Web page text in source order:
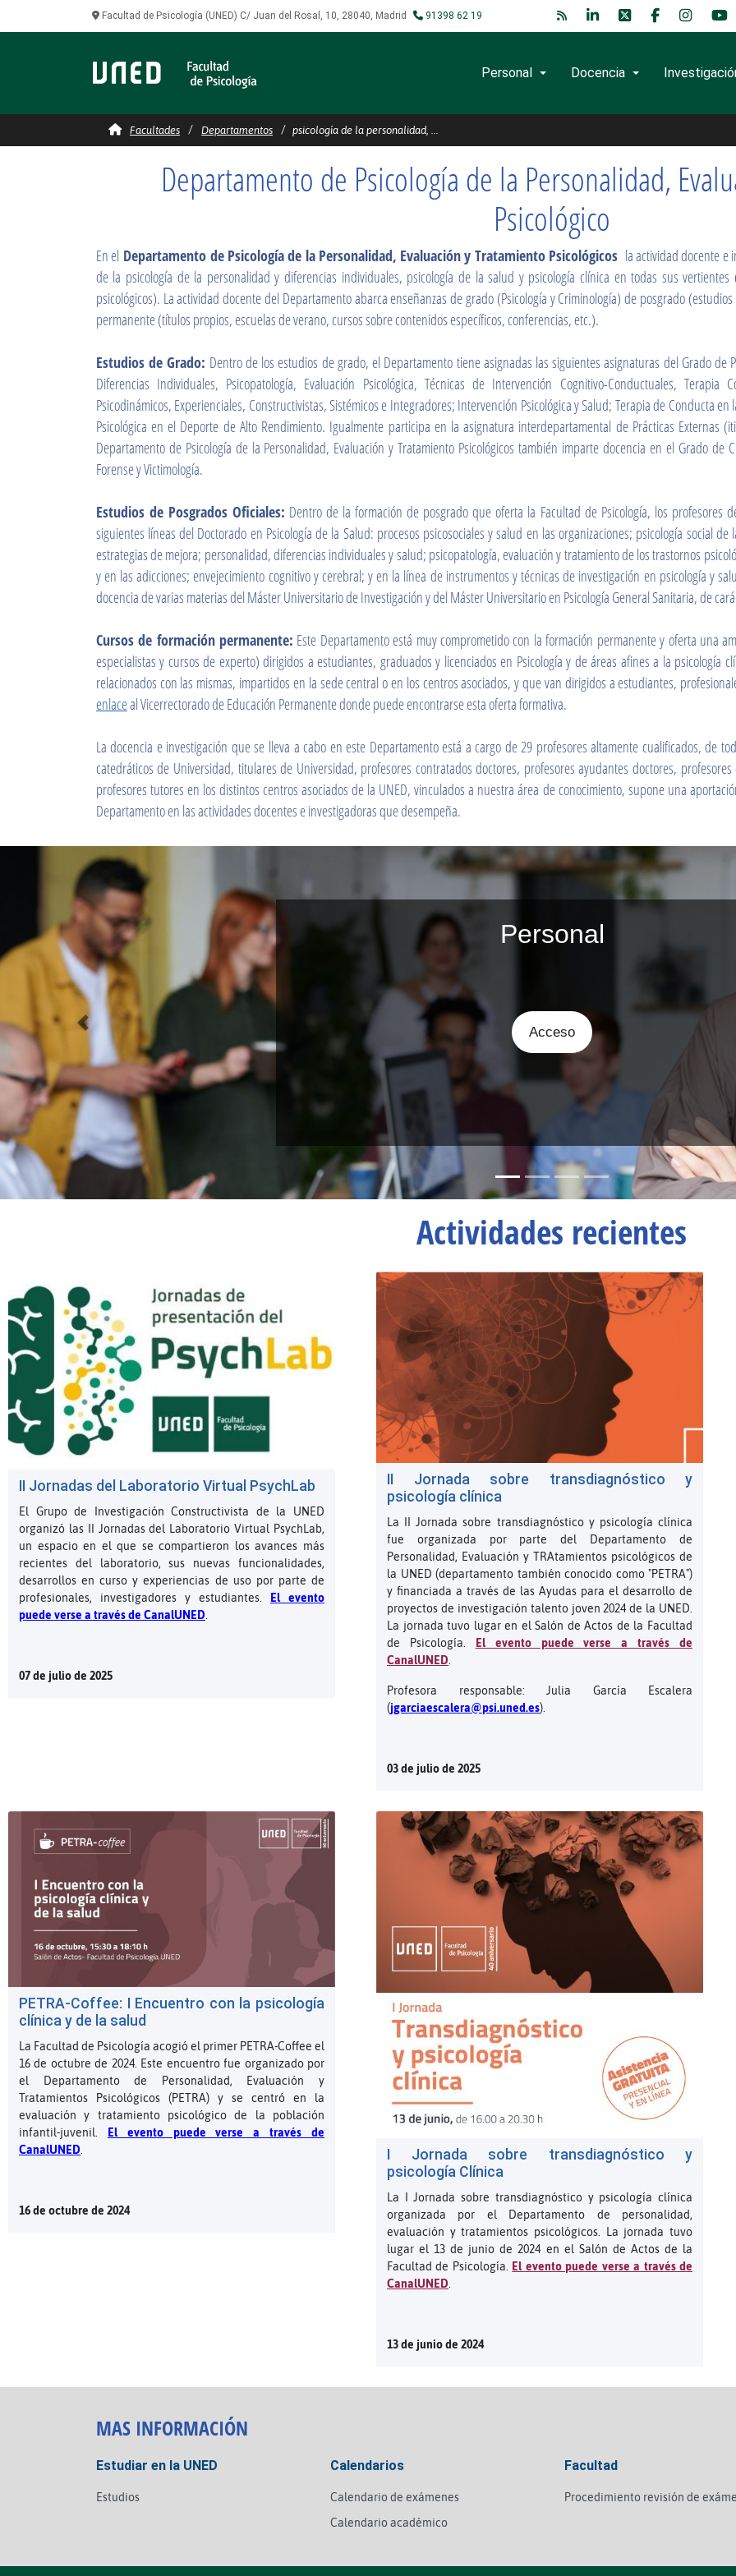
Facultad de Psicología (UNED) C/ Juan del Rosal, 10, 28040, Madrid 91398 62 19
Personal Docencia
psicología de la personalidad, evaluación y
Facultades Departamentos psicología de la personalidad, ...
Departamento de Psicología de la Personalidad,
Psicológico
En el Departamento de Psicología de la Personalidad, Evaluación y Tratamiento Psicológicos la actividad docente e
de la psicología de la personalidad y diferencias individuales, psicología de la salud y psicología clínica en todas sus vertientes
psicológicos). La actividad docente del Departamento abarca enseñanzas de grado (Psicología y Criminología) de posgrado
permanente (títulos propios, escuelas de verano, cursos sobre contenidos específicos, conferencias, etc.).
Estudios de Grado: Dentro de los estudios de grado, el Departamento tiene asignadas las siguientes asignaturas del Grado de
Diferencias Individuales, Psicopatología, Evaluación Psicológica, Técnicas de Intervención Cognitivo-Conductuales,
Psicodinámicos, Experienciales, Constructivistas, Sistémicos e Integradores; Intervención Psicológica y Salud; Terapia de Conducta
Psicológica en el Deporte de Alto Rendimiento. Igualmente participa en la asignatura interdepartamental de Prácticas Externas
Departamento de Psicología de la Personalidad, Evaluación y Tratamiento Psicológicos también imparte docencia en el Grado de
Forense y Victimología.
Estudios de Posgrados Oficiales: Dentro de la formación de posgrado que oferta la Facultad de Psicología, los profesores
siguientes líneas del Doctorado en Psicología de la Salud: procesos psicosociales y salud en las organizaciones; psicología social
estrategias de mejora; personalidad, diferencias individuales y salud; psicopatología, evaluación y tratamiento de los trastornos
y en las adicciones; envejecimiento cognitivo y cerebral; y en la línea de instrumentos y técnicas de investigación en psicología y
docencia de varias materias del Máster Universitario de Investigación y del Máster Universitario en Psicología General Sanitaria, de
Cursos de formación permanente: Este Departamento está muy comprometido con la formación permanente y oferta una
especialistas y cursos de experto) dirigidos a estudiantes, graduados y licenciados en Psicología y de áreas afines a la psicología
relacionados con las mismas, impartidos en la sede central o en los centros asociados, y que van dirigidos a estudiantes,
enlaceal Vicerrectorado de Educación Permanente donde puede encontrarse esta oferta formativa.
La docencia e investigación que se lleva a cabo en este Departamento está a cargo de 29 profesores altamente cualificados, de
catedráticos de Universidad, titulares de Universidad, profesores contratados doctores, profesores ayudantes doctores,
profesores tutores en los distintos centros asociados de la UNED, vinculados a nuestra área de conocimiento, supone una
Departamento en las actividades docentes e investigadoras que desempeña.
Destacado anterior
Docencia
Acceso
Actividades recientes
II Jornadas del Laboratorio Virtual PsychLab
El Grupo de Investigación Constructivista de la UNED
organizó las II Jornadas del Laboratorio Virtual PsychLab,
un espacio en el que se compartieron los avances más
recientes del laboratorio, sus nuevas funcionalidades,
desarrollos en curso y experiencias de uso por parte de
profesionales, investigadores y estudiantes.
El evento
puede verse a través de CanalUNED.
07 de julio de 2025
II Jornada sobre transdiagnóstico y
psicología clínica
La II Jornada sobre transdiagnóstico y psicología clínica
fue organizada por parte del Departamento de
Personalidad, Evaluación y TRAtamientos psicológicos de
la UNED (departamento también conocido como "PETRA")
y financiada a través de las Ayudas para el desarrollo de
proyectos de investigación talento joven 2024 de la UNED.
La jornada tuvo lugar en el Salón de Actos de la Facultad
de Psicología.
El evento puede verse a través de
CanalUNED
Profesora responsable: Julia García Escalera
(jgarciaescalera@psi.uned.es).
03 de julio de 2025
PETRA-Coffee: I Encuentro con la psicología
clínica y de la salud
La Facultad de Psicología acogió el primer PETRA-Coffee el
16 de octubre de 2024. Este encuentro fue organizado por
el Departamento de Personalidad, Evaluación y
Tratamientos Psicológicos (PETRA) y se centró en la
evaluación y tratamiento psicológico de la población
infantil-juvenil. El evento puede verse a través de
CanalUNED
16 de octubre de 2024
I Jornada sobre transdiagnóstico y
psicología Clínica
La I Jornada sobre transdiagnóstico y psicología clínica
organizada por el Departamento de personalidad,
evaluación y tratamientos psicológicos. La jornada tuvo
lugar el 13 de junio de 2024 en el Salón de Actos de la
Facultad de Psicología.
El evento puede verse a través de
CanalUNED
13 de junio de 2024
MAS INFORMACIÓN
Estudiar en la UNED
Estudios
Calendarios
Calendario de exámenes
Calendario académico
Facultad
Procedimiento revisión de